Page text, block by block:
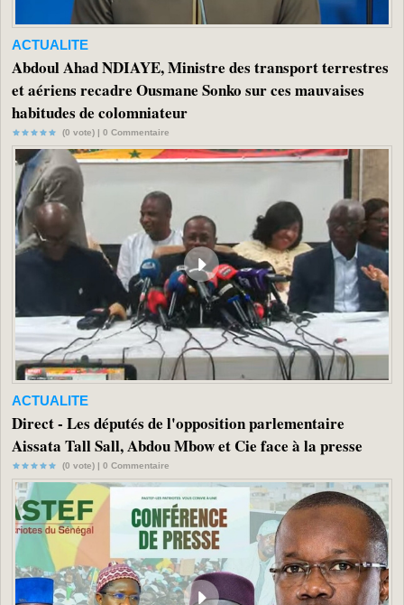
ACTUALITE
Abdoul Ahad NDIAYE, Ministre des transport terrestres
et aériens recadre Ousmane Sonko sur ces mauvaises
habitudes de colomniateur
(0 vote) | 0 Commentaire
ACTUALITE
Direct - Les députés de l'opposition parlementaire
Aissata Tall Sall, Abdou Mbow et Cie face à la presse
(0 vote) | 0 Commentaire